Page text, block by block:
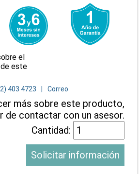
el
este
403 4723 Correo
más sobre este producto,
de contactar con un asesor.
Cantidad:
Solicitar información